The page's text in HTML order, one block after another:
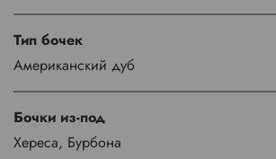
Тип бочек
Американский дуб
Бочки из-под
Хереса, Бурбона